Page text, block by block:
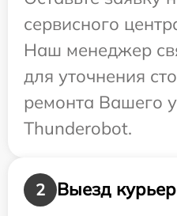
сервисного
Наш менеджер
для уточнения
ремонта Вашего
Thunderobot.
2
Выезд